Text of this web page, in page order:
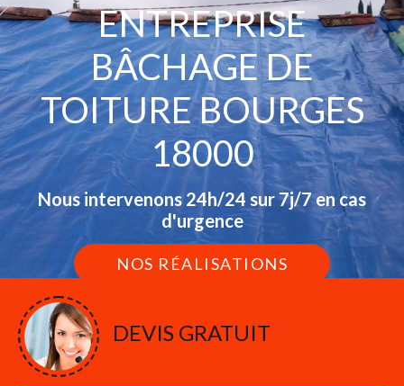
ENTREPRISE
BÂCHAGE DE
TOITURE BOURGES
18000
Nous intervenons 24h/24 sur 7j/7 en cas
d'urgence
NOS RÉALISATIONS
DEVIS GRATUIT